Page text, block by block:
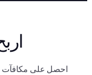
احصل على مكافآت